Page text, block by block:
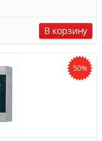
В корзину
50%